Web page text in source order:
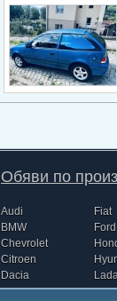
Обяви по
Audi
BMW
Chevrolet
Citroen
Dacia
Fiat
Ford